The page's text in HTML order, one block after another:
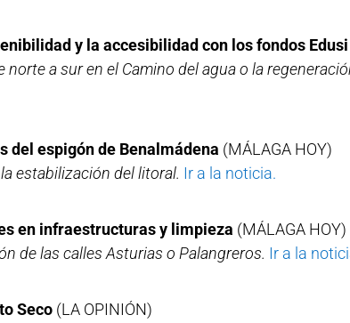
y la accesibilidad con los fondos Edusi
a sur en el Camino del agua o la
del espigón de Benalmádena (MÁLAGA HOY)
estabilización del litoral. Ir a la noticia.
en infraestructuras y limpieza (MÁLAGA HOY)
de las calles Asturias o Palangreros. Ir a la
Seco (LA OPINIÓN)